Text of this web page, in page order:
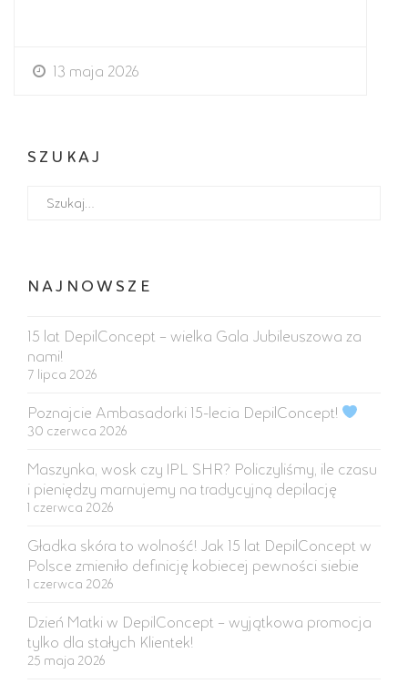
13 maja 2026
SZUKAJ
NAJNOWSZE
15 lat DepilConcept – wielka Gala Jubileuszowa za
nami!
7 lipca 2026
Poznajcie Ambasadorki 15-lecia DepilConcept!
30 czerwca 2026
Maszynka, wosk czy IPL SHR? Policzyliśmy, ile czasu
i pieniędzy marnujemy na tradycyjną depilację
1 czerwca 2026
Gładka skóra to wolność! Jak 15 lat DepilConcept w
Polsce zmieniło definicję kobiecej pewności siebie
1 czerwca 2026
Dzień Matki w DepilConcept – wyjątkowa promocja
tylko dla stałych Klientek!
25 maja 2026